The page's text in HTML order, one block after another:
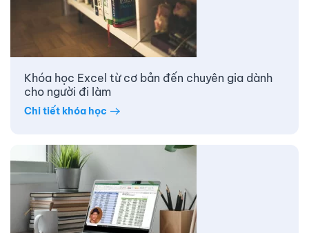
Khóa học Excel từ cơ bản đến chuyên gia dành
cho người đi làm
Chi tiết khóa học